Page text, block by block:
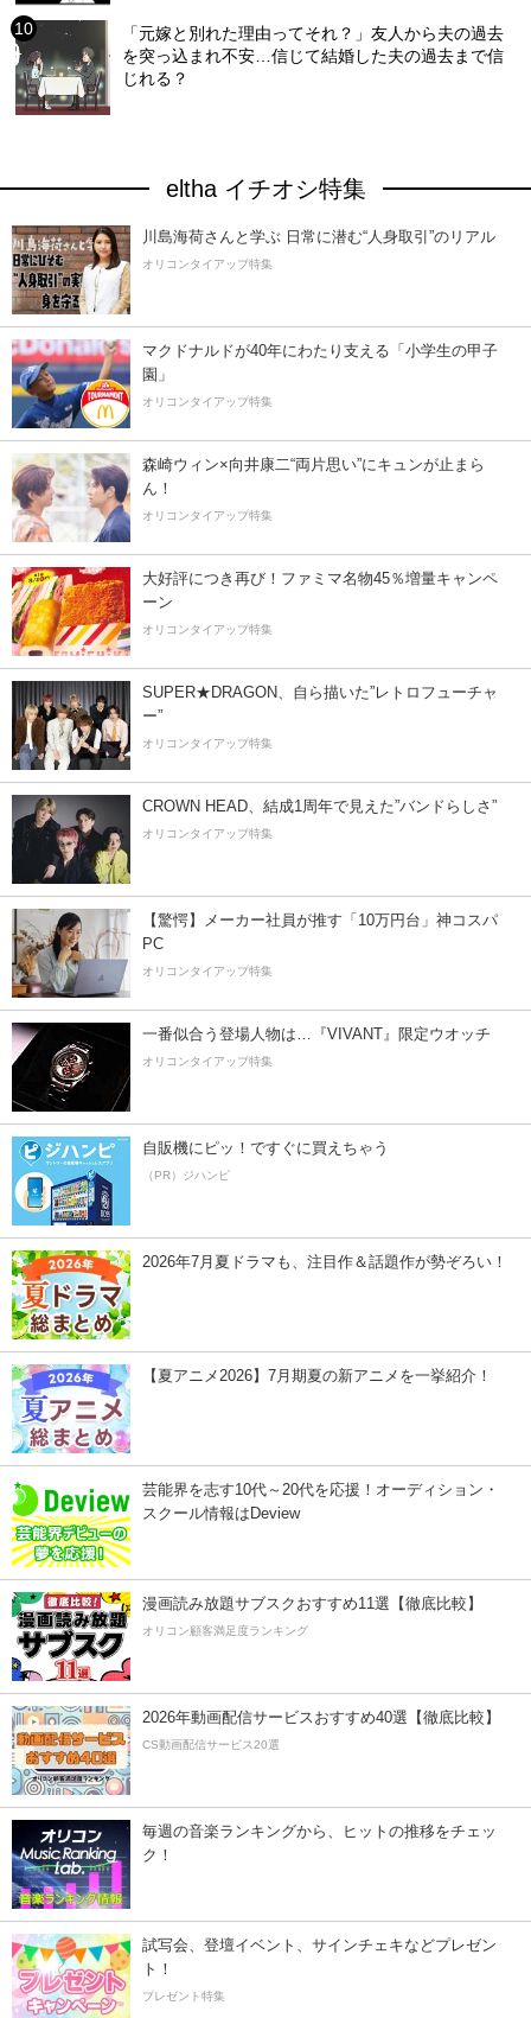
「元嫁と別れた理由ってそれ？」友人から夫の過去
を突っ込まれ不安…信じて結婚した夫の過去まで信
じれる？
eltha イチオシ特集
川島海荷さんと学ぶ 日常に潜む“人身取引”のリアル
オリコンタイアップ特集
マクドナルドが40年にわたり支える「小学生の甲子
園」
オリコンタイアップ特集
森崎ウィン×向井康二“両片思い”にキュンが止まら
ん！
オリコンタイアップ特集
大好評につき再び！ファミマ名物45％増量キャンペ
ーン
オリコンタイアップ特集
SUPER★DRAGON、自ら描いた”レトロフューチャ
ー”
オリコンタイアップ特集
CROWN HEAD、結成1周年で見えた”バンドらしさ”
オリコンタイアップ特集
【驚愕】メーカー社員が推す「10万円台」神コスパ
PC
オリコンタイアップ特集
一番似合う登場人物は…『VIVANT』限定ウオッチ
オリコンタイアップ特集
自販機にピッ！ですぐに買えちゃう
（PR）ジハンピ
2026年7月夏ドラマも、注目作＆話題作が勢ぞろい！
【夏アニメ2026】7月期夏の新アニメを一挙紹介！
芸能界を志す10代～20代を応援！オーディション・
スクール情報はDeview
漫画読み放題サブスクおすすめ11選【徹底比較】
オリコン顧客満足度ランキング
2026年動画配信サービスおすすめ40選【徹底比較】
CS動画配信サービス20選
毎週の音楽ランキングから、ヒットの推移をチェッ
ク！
試写会、登壇イベント、サインチェキなどプレゼン
ト！
プレゼント特集